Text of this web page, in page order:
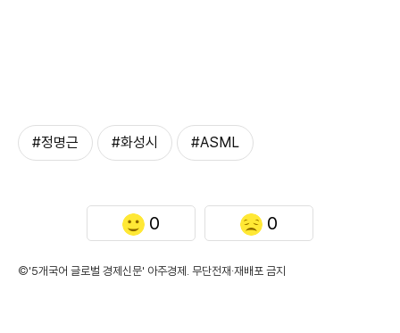
#정명근 #화성시 #ASML
0 0
©'5개국어 글로벌 경제신문' 아주경제. 무단전재·재배포 금지